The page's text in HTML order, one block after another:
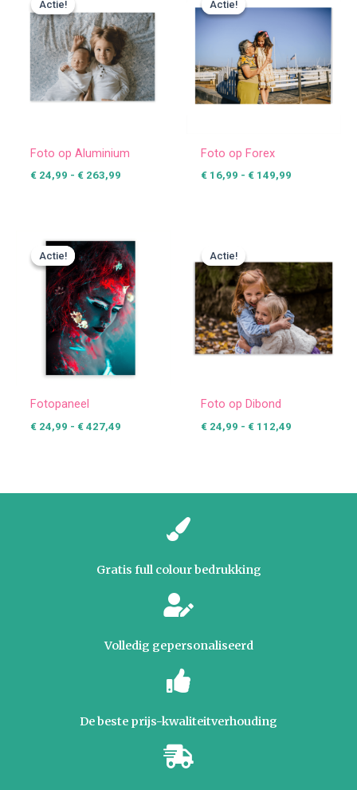
Actie!
Actie!
Foto op Aluminium
€24,99 - €263,99
tot
€ 263,99
Actie!
Actie!
Foto op Forex
€16,99 - €149,99
tot
Actie!
Actie!
Fotopaneel
€24,99 - €427,49
€ 24,99
tot
€ 427,49
Actie!
Actie!
Foto op Dibond
€24,99 - €112,49
tot
€ 112,49
Gratis full colour bedrukking
Volledig gepersonaliseerd
De beste prijs-kwaliteitverhouding